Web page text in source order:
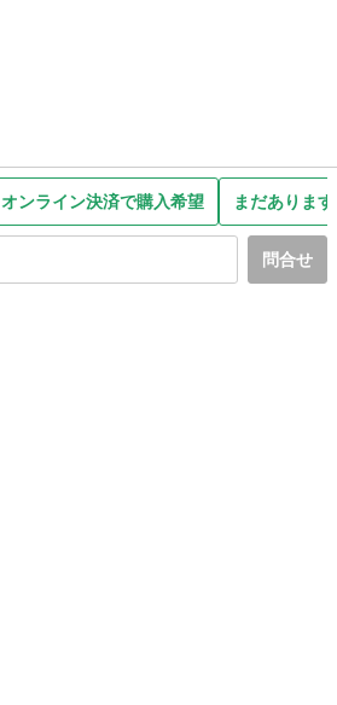
オンライン決済で購入希望 まだありま
問合せ